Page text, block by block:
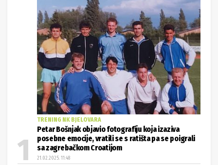
TRENING NK BJELOVARA
Petar Bošnjak objavio fotografiju koja izaziva
posebne emocije, vratili se s ratišta pa se poigrali
sa zagrebačkom Croatijom
21.02.2025. 11:48